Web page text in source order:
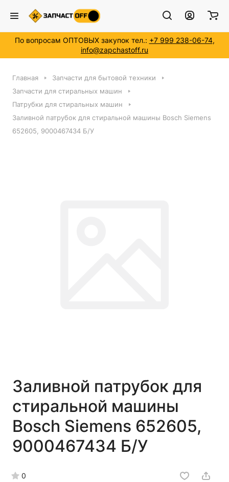
По вопросам ОПТОВЫХ закупок тел.: +7 999 238-06-74,
info@zapchastoff.ru
Главная
Запчасти для бытовой техники
Запчасти для стиральных машин
Патрубки для стиральных машин
Заливной патрубок для стиральной машины Bosch Siemens
652605, 9000467434 Б/У
Заливной патрубок для
стиральной машины
Bosch Siemens 652605,
9000467434 Б/У
0